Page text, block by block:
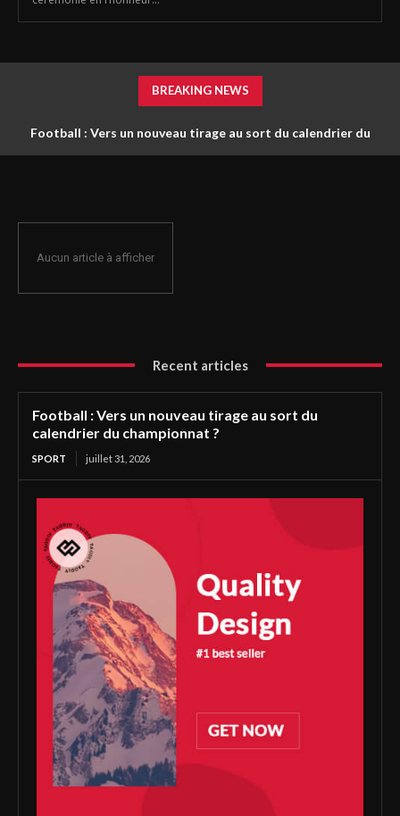
BREAKING NEWS
Football : Vers un nouveau tirage au sort du calendrier du
Aucun article à afficher
Recent articles
Football : Vers un nouveau tirage au sort du
calendrier du championnat ?
SPORT juillet 31, 2026